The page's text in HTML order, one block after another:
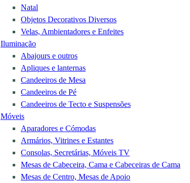
Natal
Objetos Decorativos Diversos
Velas, Ambientadores e Enfeites
Iluminação
Abajours e outros
Apliques e lanternas
Candeeiros de Mesa
Candeeiros de Pé
Candeeiros de Tecto e Suspensões
Móveis
Aparadores e Cómodas
Armários, Vitrines e Estantes
Consolas, Secretárias, Móveis TV
Mesas de Cabeceira, Cama e Cabeceiras de Cama
Mesas de Centro, Mesas de Apoio